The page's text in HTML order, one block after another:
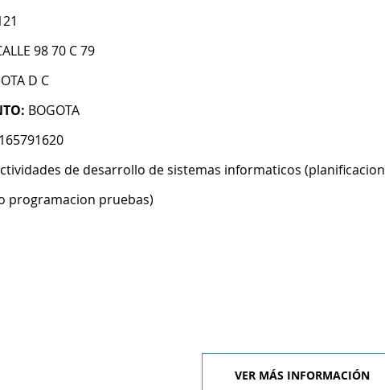
98 70 C 79
D C
BOGOTA
de desarrollo de sistemas informaticos (planificacion
programacion pruebas)
VER MÁS INFORMACIÓN